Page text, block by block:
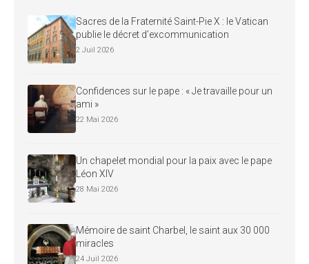
Sacres de la Fraternité Saint-Pie X : le Vatican
publie le décret d’excommunication
2 Juil 2026
Confidences sur le pape : « Je travaille pour un
ami »
22 Mai 2026
Un chapelet mondial pour la paix avec le pape
Léon XIV
28 Mai 2026
Mémoire de saint Charbel, le saint aux 30 000
miracles
24 Juil 2026